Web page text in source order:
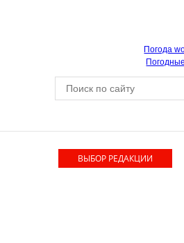
Погода
ВЫБОР РЕДАКЦИИ